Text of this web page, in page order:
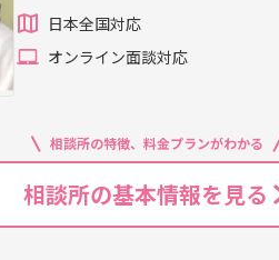
日本全国対応
オンライン面談対応
相談所の特徴、料金プランがわかる
相談所の基本情報を見る